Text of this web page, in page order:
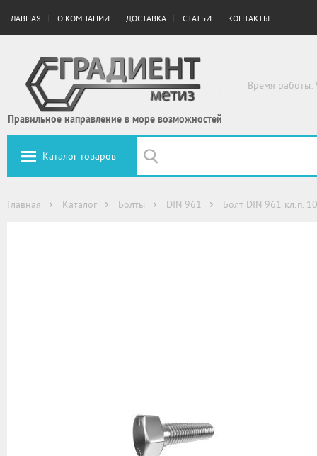
ГЛАВНАЯ О КОМПАНИИ ДОСТАВКА СТАТЬИ КОНТАКТЫ
Правильное направление в море возможностей
Время работы:
Каталог товаров
Главная Каталог Болты DIN 961 Болт DIN 961 кл.п.